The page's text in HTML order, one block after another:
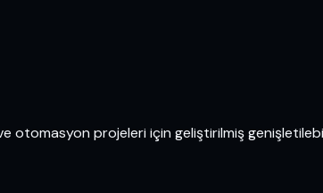
otomasyon projeleri için geliştirilmiş